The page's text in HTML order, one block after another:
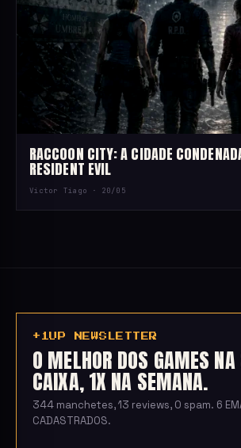
RACCOON CITY: A CIDADE
RESIDENT EVIL
Victor Tiago · 20/05
+1UP NEWSLETTER
O MELHOR DOS GAMES
CAIXA, 1X NA SEMANA.
344 manchetes, 13 reviews, 0 spam. 6
CADASTRADOS.